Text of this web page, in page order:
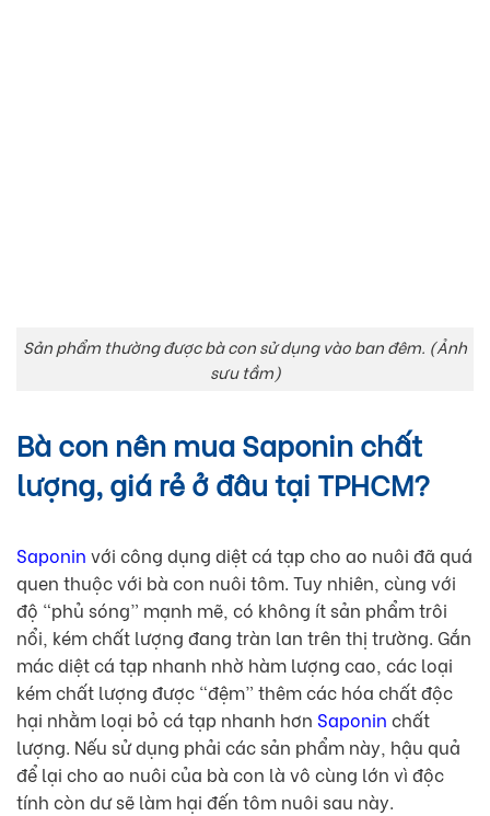
Sản phẩm thường được bà con sử dụng vào ban đêm. (Ảnh
sưu tầm)
Bà con nên mua Saponin chất
lượng, giá rẻ ở đâu tại TPHCM?
Saponin với công dụng diệt cá tạp cho ao nuôi đã quá
quen thuộc với bà con nuôi tôm. Tuy nhiên, cùng với
độ “phủ sóng” mạnh mẽ, có không ít sản phẩm trôi
nổi, kém chất lượng đang tràn lan trên thị trường. Gắn
mác diệt cá tạp nhanh nhờ hàm lượng cao, các loại
kém chất lượng được “đệm” thêm các hóa chất độc
hại nhằm loại bỏ cá tạp nhanh hơn Saponin chất
lượng. Nếu sử dụng phải các sản phẩm này, hậu quả
để lại cho ao nuôi của bà con là vô cùng lớn vì độc
tính còn dư sẽ làm hại đến tôm nuôi sau này.